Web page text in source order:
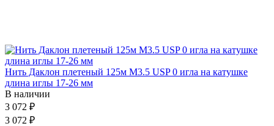
Нить Даклон плетеный 125м М3.5 USP 0 игла на катушке
длина иглы 17-26 мм
В наличии
3 072 ₽
3 072 ₽